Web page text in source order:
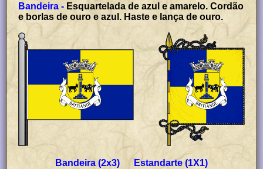
Bandeira - Esquartelada de azul e amarelo. Cordão
e borlas de ouro e azul. Haste e lança de ouro.
Bandeira (2x3) Estandarte (1X1)